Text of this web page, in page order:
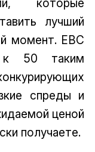
лучший
момент. EBC
к 50 таким
спреды и
ценой
получаете.